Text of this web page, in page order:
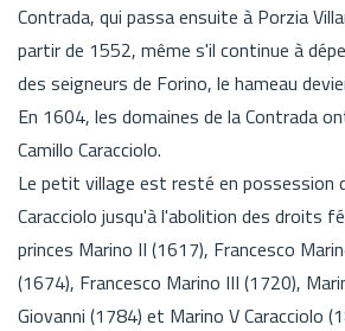
Contrada, qui passa ensuite à Porzia
partir de 1552, même s'il continue à
des seigneurs de Forino, le hameau
En 1604, les domaines de la Contrada
Camillo Caracciolo.
Le petit village est resté en possession
Caracciolo jusqu'à l'abolition des droits
princes Marino II (1617), Francesco
(1674), Francesco Marino III (1720),
Giovanni (1784) et Marino V Caracciolo